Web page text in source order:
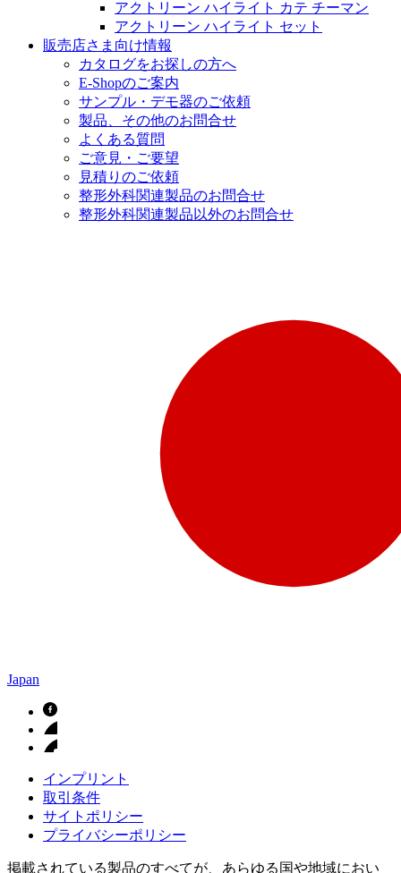
アクトリーン ハイライト カテ チーマン
アクトリーン ハイライト セット
販売店さま向け情報
カタログをお探しの方へ
E-Shopのご案内
サンプル・デモ器のご依頼
製品、その他のお問合せ
よくある質問
ご意見・ご要望
見積りのご依頼
整形外科関連製品のお問合せ
整形外科関連製品以外のお問合せ
Japan
インプリント
取引条件
サイトポリシー
プライバシーポリシー
掲載されている製品のすべてが、あらゆる国や地域におい